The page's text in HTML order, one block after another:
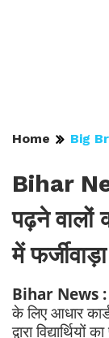
Home Big
Bihar
पढ़ने वालों
में
Bihar News
के लिए आधार
द्वारा